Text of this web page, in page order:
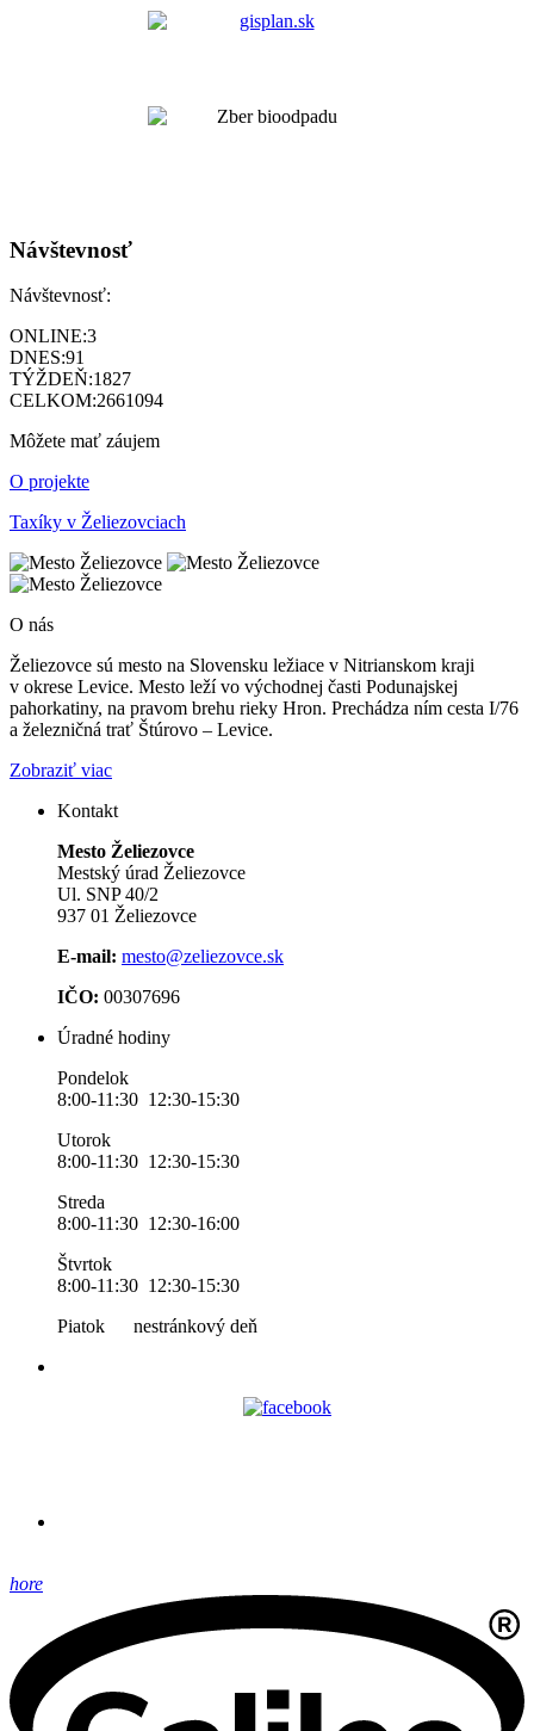
Návštevnosť
Návštevnosť:
ONLINE:3
DNES:91
TÝŽDEŇ:1827
CELKOM:2661094
Môžete mať záujem
O projekte
Taxíky v Želiezovciach
O nás
Želiezovce sú mesto na Slovensku ležiace v Nitrianskom kraji
v okrese Levice. Mesto leží vo východnej časti Podunajskej
pahorkatiny, na pravom brehu rieky Hron. Prechádza ním cesta I/76
a železničná trať Štúrovo – Levice.
Zobraziť viac
Kontakt
Mesto Želiezovce
Mestský úrad Želiezovce
Ul. SNP 40/2
937 01 Želiezovce
E-mail: mesto@zeliezovce.sk
IČO: 00307696
Úradné hodiny
Pondelok
8:00-11:30 12:30-15:30
Utorok
8:00-11:30 12:30-15:30
Streda
8:00-11:30 12:30-16:00
Štvrtok
8:00-11:30 12:30-15:30
Piatok nestránkový deň
hore